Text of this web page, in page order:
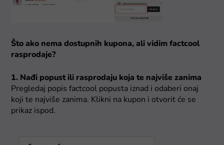
Što ako nema dostupnih kupona, ali vidim factcool
rasprodaje?
1. Nađi popust ili rasprodaju koja te najviše zanima
Pregledaj popis factcool popusta iznad i odaberi onaj
koji te najviše zanima. Klikni na kupon i otvorit će se
prikaz ispod.